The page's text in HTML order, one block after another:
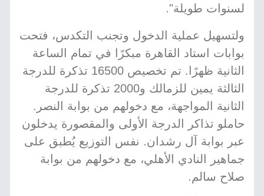
لسنوات طويلة".
ولتسهيل عملية الدخول وتجنب التكدس، فتحت
بوابات استاد القاهرة مبكرًا في تمام الساعة
الثانية ظهرًا. تم تخصيص 16500 تذكرة للدرجة
الثالثة يمين للزمالك و2000 تذكرة للدرجة
الثانية المواجهة، مع دخولهم من بوابة النصر.
حاملو تذاكر الدرجة الأولى والمقصورة يدخلون
عبر بوابة آل رشدان. نفس التوزيع يُطبق على
جماهير النادي الأهلي، مع دخولهم من بوابة
صلاح سالم.